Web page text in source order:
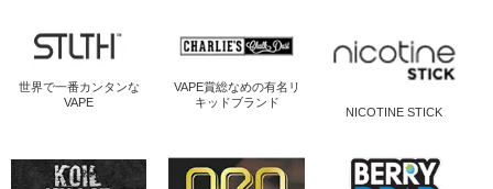
世界で一番カンタンな
VAPE
VAPE賞総なめの有名リ
キッドブランド
NICOTINE STICK